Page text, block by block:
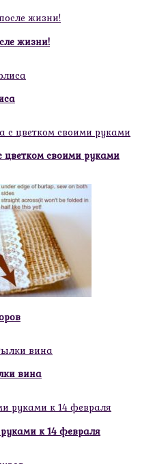
жизни!
своими руками
вина
к 14 февраля